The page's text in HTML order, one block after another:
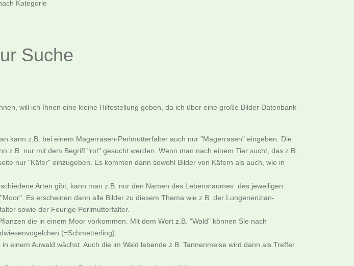
Kategorie
Suche
will ich Ihnen eine kleine Hilfestellung geben, da ich über eine große Bilder Datenbank
kann z.B. bei einem Magerrasen-Perlmutterfalter auch nur "Magerrasen" eingeben. Die
z.B. nur mit dem Begriff "rot" gesucht werden. Wenn man nach einem Tier sucht, das z.B.
nur "Käfer" einzugeben. Es kommen dann sowohl Bilder von Käfern als auch, wie in
Arten gibt, kann man z.B. nur den Namen des Lebensraumes des jeweiligen
Es erscheinen dann alle Bilder zu diesem Thema wie z.B. der Lungenenzian-
sowie der Feurige Perlmutterfalter.
die in einem Moor vorkommen. Mit dem Wort z.B. "Wald" können Sie nach
(=Schmetterling).
einem Auwald wächst. Auch die im Wald lebende z.B. Tannenmeise wird dann als Treffer